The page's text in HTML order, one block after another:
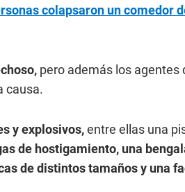
colapsaron un comedor
pero además los agentes
causa.
y explosivos,entre ellas una
de hostigamiento, una
de distintos tamaños y una